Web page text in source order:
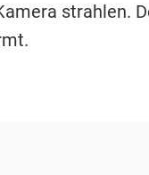
strahlen.